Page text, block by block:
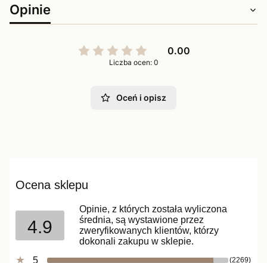
Opinie
0.00
Liczba ocen: 0
Oceń i opisz
Ocena sklepu
4.9
Opinie, z których została wyliczona
średnia, są wystawione przez
zweryfikowanych klientów, którzy
dokonali zakupu w sklepie.
5
(2269)